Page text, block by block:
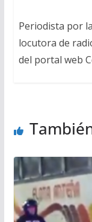
Periodista por
locutora de
del portal web